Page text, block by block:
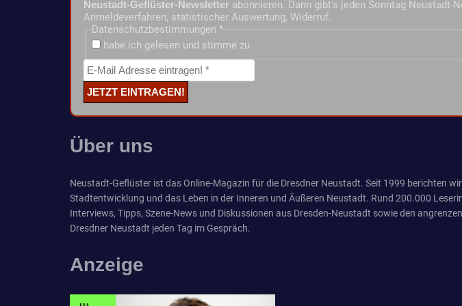
Neustadt-Geflüster-Newsletter abonnieren. Dann gibt's jeden Sonntag Neustadt-
Anmeldeverfahren, statistischer Auswertung, Widerruf.
Datenschutzbestimmungen *
habe ich gelesen und stimme zu
Über uns
Neustadt-Geflüster ist das Online-Magazin für die Dresdner Neustadt. Seit 1999 berichten
Stadtentwicklung und das Leben in der Inneren und Äußeren Neustadt. Rund 200.000
Interviews, Tipps, Szene-News und Diskussionen aus Dresden-Neustadt sowie den
Dresdner Neustadt jeden Tag im Gespräch.
Anzeige